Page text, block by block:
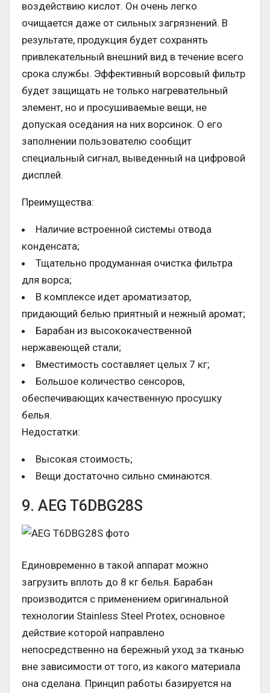
воздействию кислот. Он очень легко
очищается даже от сильных загрязнений. В
результате, продукция будет сохранять
привлекательный внешний вид в течение всего
срока службы. Эффективный ворсовый фильтр
будет защищать не только нагревательный
элемент, но и просушиваемые вещи, не
допуская оседания на них ворсинок. О его
заполнении пользователю сообщит
специальный сигнал, выведенный на цифровой
дисплей.
Преимущества:
Наличие встроенной системы отвода
конденсата;
Тщательно продуманная очистка фильтра
для ворса;
В комплексе идет ароматизатор,
придающий белью приятный и нежный аромат;
Барабан из высококачественной
нержавеющей стали;
Вместимость составляет целых 7 кг;
Большое количество сенсоров,
обеспечивающих качественную просушку
белья.
Недостатки:
Высокая стоимость;
Вещи достаточно сильно сминаются.
9. AEG T6DBG28S
Единовременно в такой аппарат можно
загрузить вплоть до 8 кг белья. Барабан
производится с применением оригинальной
технологии Stainless Steel Protex, основное
действие которой направлено
непосредственно на бережный уход за тканью
вне зависимости от того, из какого материала
она сделана. Принцип работы базируется на